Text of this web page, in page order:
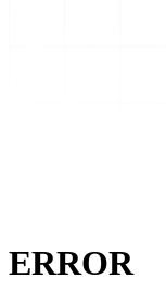
ERROR